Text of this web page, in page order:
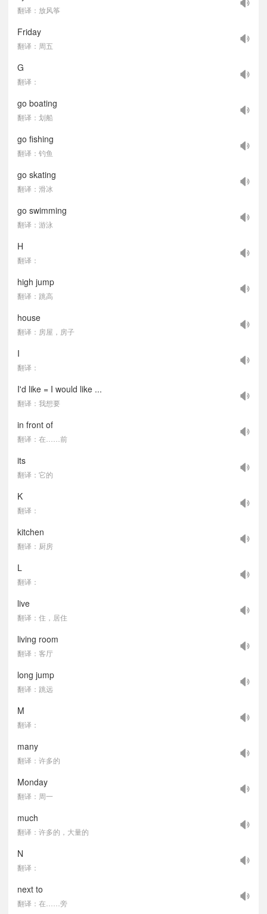
翻译：放风筝
Friday
翻译：周五
G
翻译：
go boating
翻译：划船
go fishing
翻译：钓鱼
go skating
翻译：滑冰
go swimming
翻译：游泳
H
翻译：
high jump
翻译：跳高
house
翻译：房屋，房子
I
翻译：
I'd like = I would like ...
翻译：我想要
in front of
翻译：在……前
its
翻译：它的
K
翻译：
kitchen
翻译：厨房
L
翻译：
live
翻译：住，居住
living room
翻译：客厅
long jump
翻译：跳远
M
翻译：
many
翻译：许多的
Monday
翻译：周一
much
翻译：许多的，大量的
N
翻译：
next to
翻译：在……旁